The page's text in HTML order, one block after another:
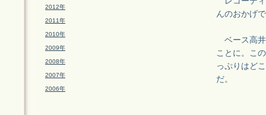
んのおかげ
ベース高井
ことに。こ
っぷりはど
だ。
2012年
2011年
2010年
2009年
2008年
2007年
2006年